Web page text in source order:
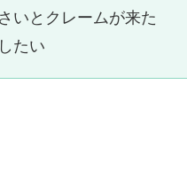
いとクレームが来た
たい